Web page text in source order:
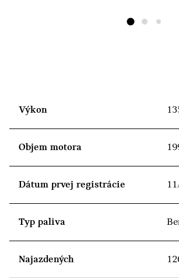
Výkon
Objem motora
Dátum prvej registrácie
Typ paliva
Najazdených